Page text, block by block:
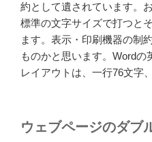
約として遺されています。
標準の文字サイズで打つと
ます。表示・印刷機器の制
ものかと思います。Word
レイアウトは、一行76文字
ウェブページのダブ